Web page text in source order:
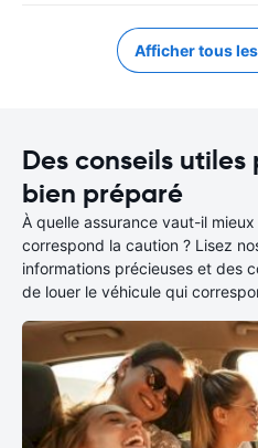
Afficher tous
Des conseils
bien préparé
À quelle assurance vaut-il
correspond la caution ? Lisez
informations précieuses et des
de louer le véhicule qui